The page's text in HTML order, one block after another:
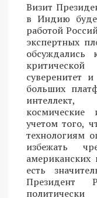
Визит
в Индию
работой
экспертных
обсуждались
суверенитет
больших
интеллект,
учетом того,
технологиям
избежать
есть
Президент
политически